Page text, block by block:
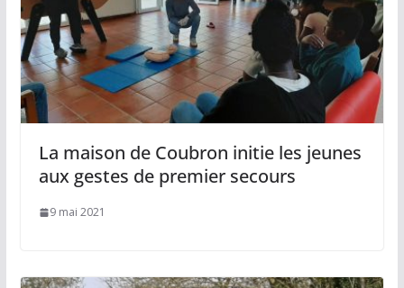
La maison de Coubron initie les jeunes
aux gestes de premier secours
9 mai 2021